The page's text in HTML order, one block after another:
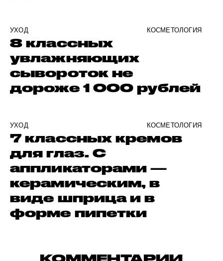
УХОД КОСМЕТОЛОГИЯ
8 классных
увлажняющих
сывороток не
дороже 1 000 рублей
УХОД КОСМЕТОЛОГИЯ
7 классных кремов
для глаз. С
аппликаторами —
керамическим, в
виде шприца и в
форме пипетки